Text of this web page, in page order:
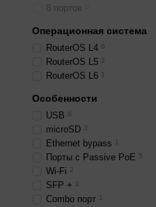
8 портов
Операционная система
RouterOS L4 6
RouterOS L5 2
RouterOS L6 1
Особенности
USB 8
microSD 3
Ethernet bypass 1
Порты с Passive PoE 5
Wi-Fi 2
SFP + 1
Combo порт 1